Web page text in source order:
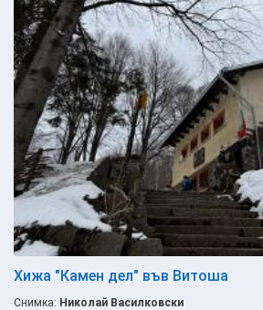
Хижа "Камен дел" във Витоша
Снимка: Николай Василковски